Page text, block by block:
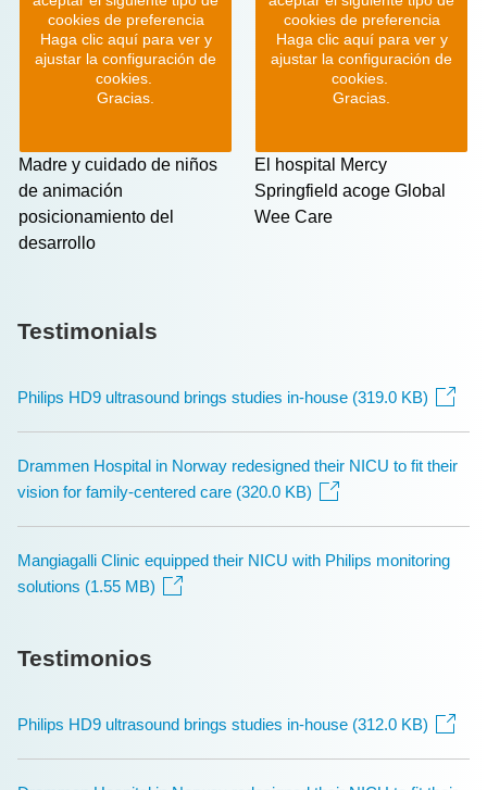
cookies de preferencia
Haga clic aquí para ver y
ajustar la configuración de
cookies.
Gracias.
Madre y cuidado de niños
de animación
posicionamiento del
desarrollo
cookies de preferencia
Haga clic aquí para ver y
ajustar la configuración de
cookies.
Gracias.
El hospital Mercy
Springfield acoge Global
Wee Care
Testimonials
Philips HD9 ultrasound brings studies in-house (319.0 KB)
Drammen Hospital in Norway redesigned their NICU to fit their
vision for family-centered care (320.0 KB)
Mangiagalli Clinic equipped their NICU with Philips monitoring
solutions (1.55 MB)
Testimonios
Philips HD9 ultrasound brings studies in-house (312.0 KB)